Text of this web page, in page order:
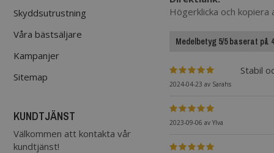
Skyddsutrustning
Våra bästsäljare
Kampanjer
Sitemap
KUNDTJÄNST
Välkommen att kontakta vår
kundtjänst!
Högerklicka och kopiera
Medelbetyg 5/5 baserat på
2024-04-23 av Sarahs
Stabil
2023-09-06 av Ylva